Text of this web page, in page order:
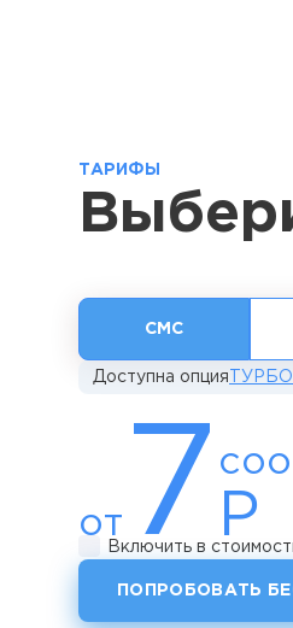
ТАРИФЫ
СМС
Доступна опция
от 7 Р
Включить в
ПОПРОБОВАТЬ